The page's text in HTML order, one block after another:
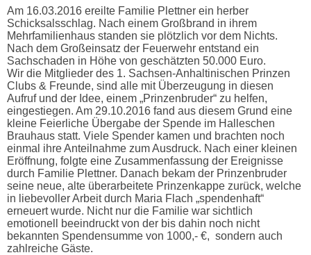
Am 16.03.2016 ereilte Familie Plettner ein herber
Schicksalsschlag. Nach einem Großbrand in ihrem
Mehrfamilienhaus standen sie plötzlich vor dem Nichts.
Nach dem Großeinsatz der Feuerwehr entstand ein
Sachschaden in Höhe von geschätzten 50.000 Euro.
Wir die Mitglieder des 1. Sachsen-Anhaltinischen Prinzen
Clubs & Freunde, sind alle mit Überzeugung in diesen
Aufruf und der Idee, einem „Prinzenbruder“ zu helfen,
eingestiegen. Am 29.10.2016 fand aus diesem Grund eine
kleine Feierliche Übergabe der Spende im Halleschen
Brauhaus statt. Viele Spender kamen und brachten noch
einmal ihre Anteilnahme zum Ausdruck. Nach einer kleinen
Eröffnung, folgte eine Zusammenfassung der Ereignisse
durch Familie Plettner. Danach bekam der Prinzenbruder
seine neue, alte überarbeitete Prinzenkappe zurück, welche
in liebevoller Arbeit durch Maria Flach „spendenhaft“
erneuert wurde. Nicht nur die Familie war sichtlich
emotionell beeindruckt von der bis dahin noch nicht
bekannten Spendensumme von 1000,- €, sondern auch
zahlreiche Gäste.